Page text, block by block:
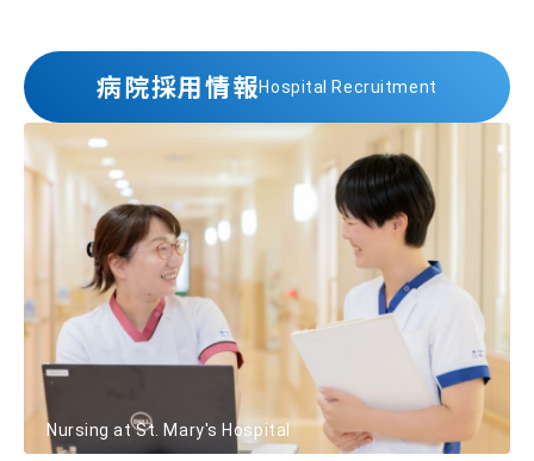
病院採用情報Hospital Recruitment
Nursing at St. Mary's Hospital